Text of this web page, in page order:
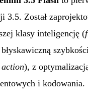
3.5. Został
klasy inteligencję (
), z
i kodowania.